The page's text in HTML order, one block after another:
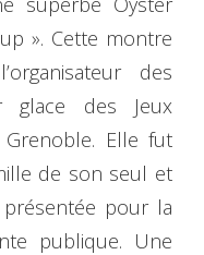
». Cette montre
des
glace des Jeux
Grenoble. Elle fut
de son seul et
pour la
publique. Une